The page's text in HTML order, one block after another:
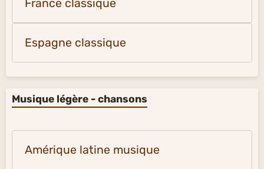
France classique
Espagne classique
Musique légère - chansons
Amérique latine musique